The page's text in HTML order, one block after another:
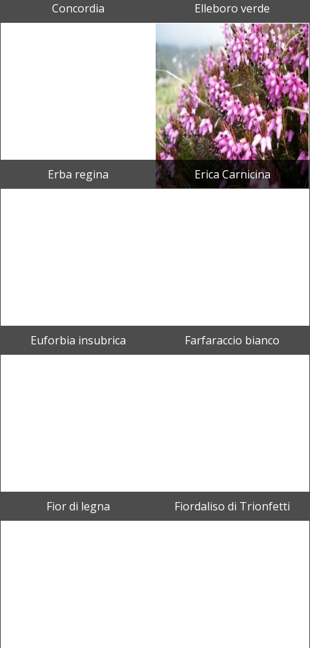
Concordia Elleboro verde
Erba regina Erica Carnicina
Euforbia insubrica Farfaraccio bianco
Fior di legna Fiordaliso di Trionfetti